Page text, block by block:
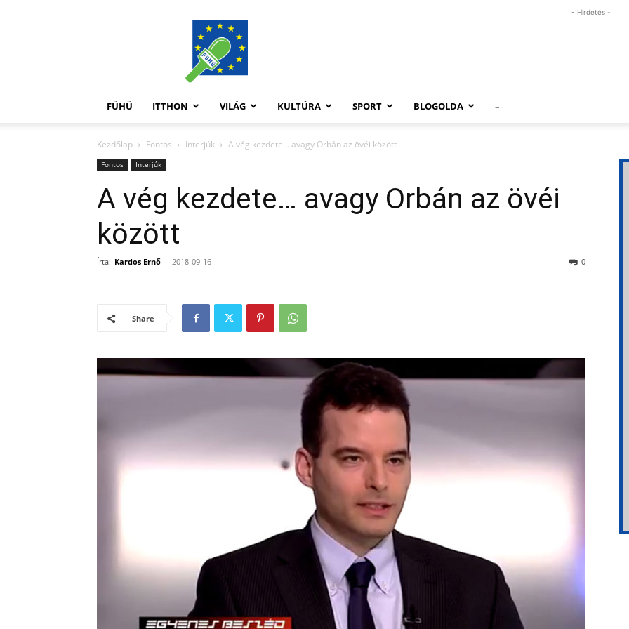
FüHü
- Hirdetés -
FÜHÜ ITTHON VILÁG KULTÚRA SPORT BLOGOLDA –
Kezdőlap Fontos Interjúk A vég kezdete… avagy Orbán az övéi között
Fontos Interjúk
A vég kezdete… avagy Orbán az övéi
között
Írta: Kardos Ernő - 2018-09-16 0
Share